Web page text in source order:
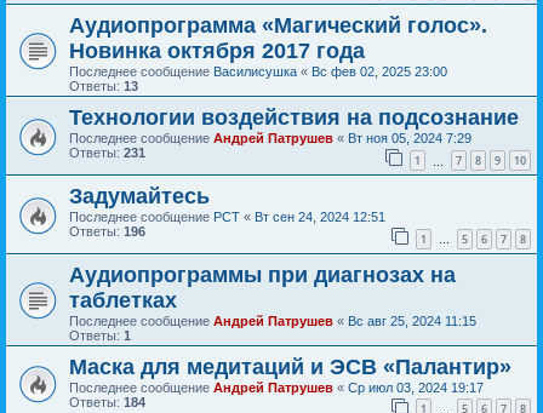
Аудиопрограмма «Магический голос».
Новинка октября 2017 года
Последнее сообщение Василисушка « Вс фев 02, 2025 23:00
Ответы: 13
Технологии воздействия на подсознание
Последнее сообщение Андрей Патрушев « Вт ноя 05, 2024 7:29
Ответы: 231 1 7 8 9 10
Задумайтесь
Последнее сообщение РСТ « Вт сен 24, 2024 12:51
Ответы: 196 1 … 5 6 7 8
Аудиопрограммы при диагнозах на
таблетках
Последнее сообщение Андрей Патрушев « Вс авг 25, 2024 11:15
Ответы: 1
Маска для медитаций и ЭСВ «Палантир»
Последнее сообщение Андрей Патрушев « Ср июл 03, 2024 19:17
Ответы: 184 1 5 6 7 8